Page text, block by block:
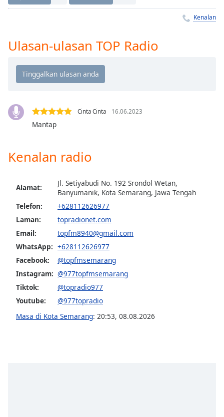
Chapters
Chapters
descriptions
off
Subtitles
opens
subtitles
dialog
subtitles
off,
selected
Audio
Track
Picture-
in-
Picture
Kenalan
Ulasan-ulasan TOP Radio
Cinta Cinta 16.06.2023
Mantap
Kenalan radio
Alamat:
Jl. Setiyabudi No. 192 Srondol Wetan,
Banyumanik, Kota Semarang, Jawa Tengah
Telefon:
+628112626977
Laman:
topradionet.com
Email:
topfm8940@gmail.com
WhatsApp: +628112626977
Facebook:
@topfmsemarang
Instagram: @977topfmsemarang
Tiktok:
@topradio977
Youtube:
@977topradio
Masa di Kota Semarang: 20:53, 08.08.2026